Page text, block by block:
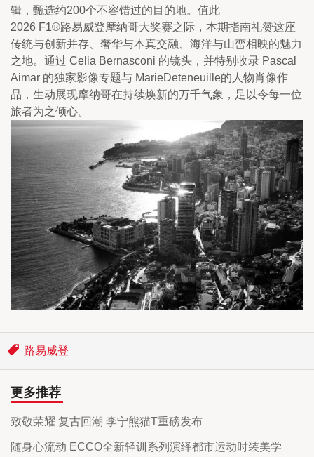
辑，甄选约200个不容错过的目的地。值此
2026 F1®路易威登摩纳哥大奖赛之际，本期指南礼赞这座
传统与创新并存、奢华与本真交融、海洋与山峦相映的魅力
之地。通过 Celia Bernasconi 的镜头，并特别收录 Pascal
Aimar 的独家影像专题与 MarieDeteneuille的人物肖像作
品，生动展现摩纳哥在持续焕新的万千气象，足以令每一位
旅者为之倾心。
路易威登
更多推荐
致敬荣耀 复古回潮 李宁熊猫T重磅发布
随身心流动 ECCO全新轻训系列演绎都市运动时装美学